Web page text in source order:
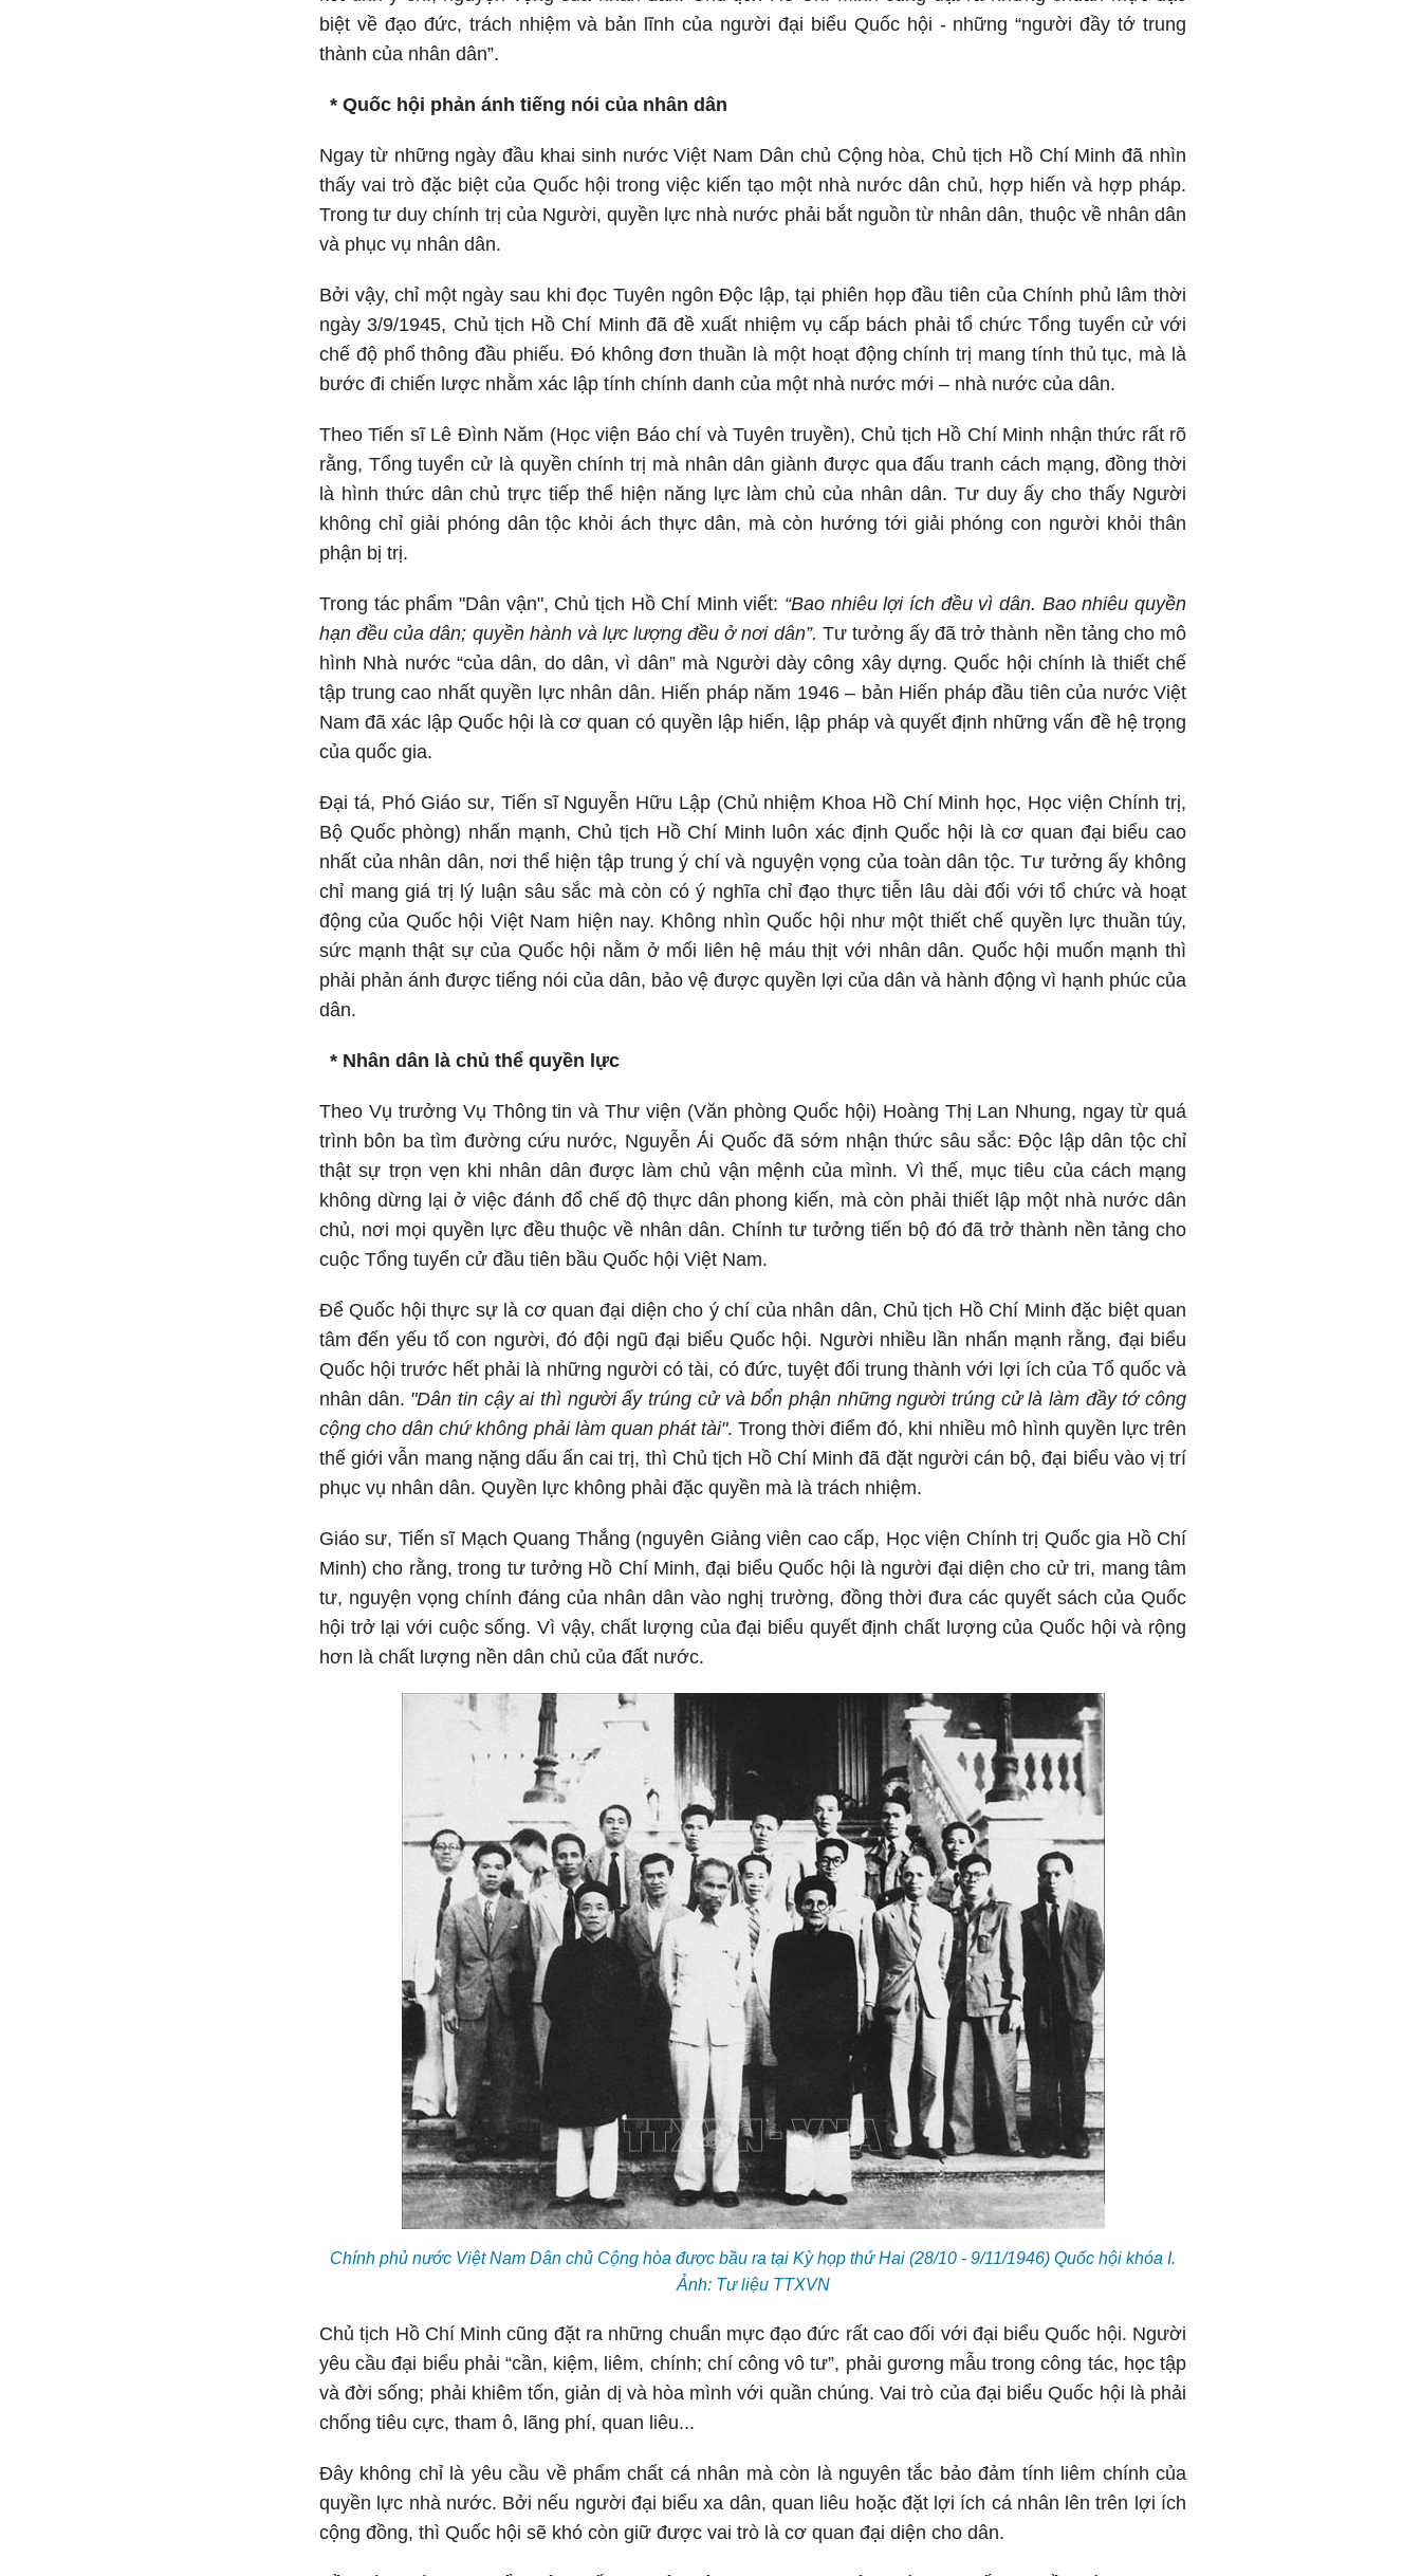
biệt về đạo đức, trách nhiệm và bản lĩnh của người đại biểu Quốc hội - những “người đầy tớ trung
thành của nhân dân”.
* Quốc hội phản ánh tiếng nói của nhân dân
Ngay từ những ngày đầu khai sinh nước Việt Nam Dân chủ Cộng hòa, Chủ tịch Hồ Chí Minh đã nhìn
thấy vai trò đặc biệt của Quốc hội trong việc kiến tạo một nhà nước dân chủ, hợp hiến và hợp pháp.
Trong tư duy chính trị của Người, quyền lực nhà nước phải bắt nguồn từ nhân dân, thuộc về nhân dân
và phục vụ nhân dân.
Bởi vậy, chỉ một ngày sau khi đọc Tuyên ngôn Độc lập, tại phiên họp đầu tiên của Chính phủ lâm thời
ngày 3/9/1945, Chủ tịch Hồ Chí Minh đã đề xuất nhiệm vụ cấp bách phải tổ chức Tổng tuyển cử với
chế độ phổ thông đầu phiếu. Đó không đơn thuần là một hoạt động chính trị mang tính thủ tục, mà là
bước đi chiến lược nhằm xác lập tính chính danh của một nhà nước mới – nhà nước của dân.
Theo Tiến sĩ Lê Đình Năm (Học viện Báo chí và Tuyên truyền), Chủ tịch Hồ Chí Minh nhận thức rất rõ
rằng, Tổng tuyển cử là quyền chính trị mà nhân dân giành được qua đấu tranh cách mạng, đồng thời
là hình thức dân chủ trực tiếp thể hiện năng lực làm chủ của nhân dân. Tư duy ấy cho thấy Người
không chỉ giải phóng dân tộc khỏi ách thực dân, mà còn hướng tới giải phóng con người khỏi thân
phận bị trị.
Trong tác phẩm "Dân vận", Chủ tịch Hồ Chí Minh viết: “Bao nhiêu lợi ích đều vì dân. Bao nhiêu quyền
hạn đều của dân; quyền hành và lực lượng đều ở nơi dân”. Tư tưởng ấy đã trở thành nền tảng cho mô
hình Nhà nước “của dân, do dân, vì dân” mà Người dày công xây dựng. Quốc hội chính là thiết chế
tập trung cao nhất quyền lực nhân dân. Hiến pháp năm 1946 – bản Hiến pháp đầu tiên của nước Việt
Nam đã xác lập Quốc hội là cơ quan có quyền lập hiến, lập pháp và quyết định những vấn đề hệ trọng
của quốc gia.
Đại tá, Phó Giáo sư, Tiến sĩ Nguyễn Hữu Lập (Chủ nhiệm Khoa Hồ Chí Minh học, Học viện Chính trị,
Bộ Quốc phòng) nhấn mạnh, Chủ tịch Hồ Chí Minh luôn xác định Quốc hội là cơ quan đại biểu cao
nhất của nhân dân, nơi thể hiện tập trung ý chí và nguyện vọng của toàn dân tộc. Tư tưởng ấy không
chỉ mang giá trị lý luận sâu sắc mà còn có ý nghĩa chỉ đạo thực tiễn lâu dài đối với tổ chức và hoạt
động của Quốc hội Việt Nam hiện nay. Không nhìn Quốc hội như một thiết chế quyền lực thuần túy,
sức mạnh thật sự của Quốc hội nằm ở mối liên hệ máu thịt với nhân dân. Quốc hội muốn mạnh thì
phải phản ánh được tiếng nói của dân, bảo vệ được quyền lợi của dân và hành động vì hạnh phúc của
dân.
* Nhân dân là chủ thể quyền lực
Theo Vụ trưởng Vụ Thông tin và Thư viện (Văn phòng Quốc hội) Hoàng Thị Lan Nhung, ngay từ quá
trình bôn ba tìm đường cứu nước, Nguyễn Ái Quốc đã sớm nhận thức sâu sắc: Độc lập dân tộc chỉ
thật sự trọn vẹn khi nhân dân được làm chủ vận mệnh của mình. Vì thế, mục tiêu của cách mạng
không dừng lại ở việc đánh đổ chế độ thực dân phong kiến, mà còn phải thiết lập một nhà nước dân
chủ, nơi mọi quyền lực đều thuộc về nhân dân. Chính tư tưởng tiến bộ đó đã trở thành nền tảng cho
cuộc Tổng tuyển cử đầu tiên bầu Quốc hội Việt Nam.
Để Quốc hội thực sự là cơ quan đại diện cho ý chí của nhân dân, Chủ tịch Hồ Chí Minh đặc biệt quan
tâm đến yếu tố con người, đó đội ngũ đại biểu Quốc hội. Người nhiều lần nhấn mạnh rằng, đại biểu
Quốc hội trước hết phải là những người có tài, có đức, tuyệt đối trung thành với lợi ích của Tổ quốc và
nhân dân. "Dân tin cậy ai thì người ấy trúng cử và bổn phận những người trúng cử là làm đầy tớ công
cộng cho dân chứ không phải làm quan phát tài". Trong thời điểm đó, khi nhiều mô hình quyền lực trên
thế giới vẫn mang nặng dấu ấn cai trị, thì Chủ tịch Hồ Chí Minh đã đặt người cán bộ, đại biểu vào vị trí
phục vụ nhân dân. Quyền lực không phải đặc quyền mà là trách nhiệm.
Giáo sư, Tiến sĩ Mạch Quang Thắng (nguyên Giảng viên cao cấp, Học viện Chính trị Quốc gia Hồ Chí
Minh) cho rằng, trong tư tưởng Hồ Chí Minh, đại biểu Quốc hội là người đại diện cho cử tri, mang tâm
tư, nguyện vọng chính đáng của nhân dân vào nghị trường, đồng thời đưa các quyết sách của Quốc
hội trở lại với cuộc sống. Vì vậy, chất lượng của đại biểu quyết định chất lượng của Quốc hội và rộng
hơn là chất lượng nền dân chủ của đất nước.
Chính phủ nước Việt Nam Dân chủ Cộng hòa được bầu ra tại Kỳ họp thứ Hai (28/10 - 9/11/1946) Quốc hội khóa I.
Ảnh: Tư liệu TTXVN
Chủ tịch Hồ Chí Minh cũng đặt ra những chuẩn mực đạo đức rất cao đối với đại biểu Quốc hội. Người
yêu cầu đại biểu phải “cần, kiệm, liêm, chính; chí công vô tư”, phải gương mẫu trong công tác, học tập
và đời sống; phải khiêm tốn, giản dị và hòa mình với quần chúng. Vai trò của đại biểu Quốc hội là phải
chống tiêu cực, tham ô, lãng phí, quan liêu...
Đây không chỉ là yêu cầu về phẩm chất cá nhân mà còn là nguyên tắc bảo đảm tính liêm chính của
quyền lực nhà nước. Bởi nếu người đại biểu xa dân, quan liêu hoặc đặt lợi ích cá nhân lên trên lợi ích
cộng đồng, thì Quốc hội sẽ khó còn giữ được vai trò là cơ quan đại diện cho dân.